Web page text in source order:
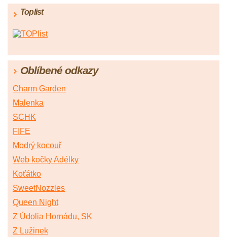
Toplist
Oblíbené odkazy
Charm Garden
Malenka
SCHK
FIFE
Modrý kocouř
Web kočky Adélky
Koťátko
SweetNozzles
Queen Night
Z Údolia Hornádu, SK
Z Lužinek